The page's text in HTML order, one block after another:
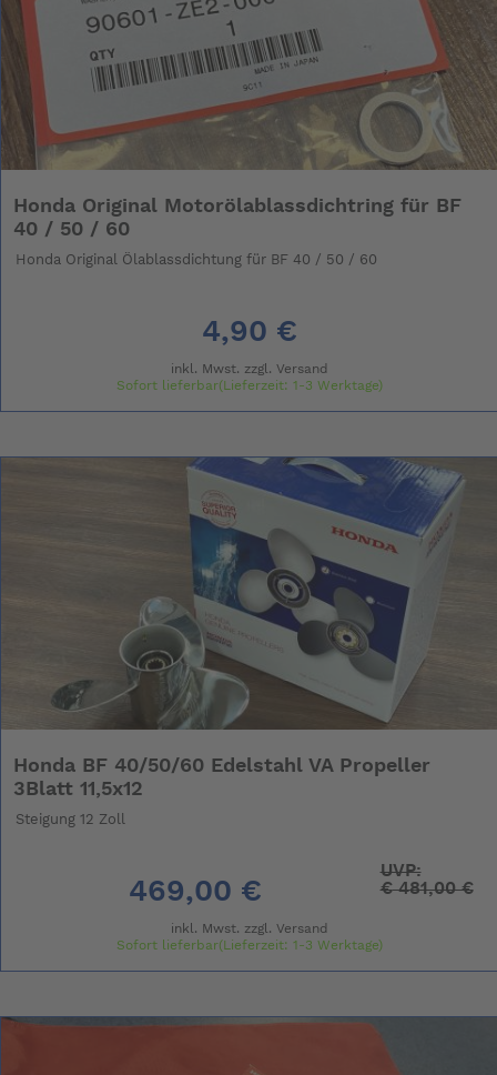
Honda Original Motorölablassdichtring für BF
40 / 50 / 60
Honda Original Ölablassdichtung für BF 40 / 50 / 60
4,90 €
inkl. Mwst. zzgl. Versand
Sofort lieferbar(Lieferzeit: 1-3 Werktage)
Honda BF 40/50/60 Edelstahl VA Propeller
3Blatt 11,5x12
Steigung 12 Zoll
469,00 €
UVP:
€481,00 €
inkl. Mwst. zzgl. Versand
Sofort lieferbar(Lieferzeit: 1-3 Werktage)